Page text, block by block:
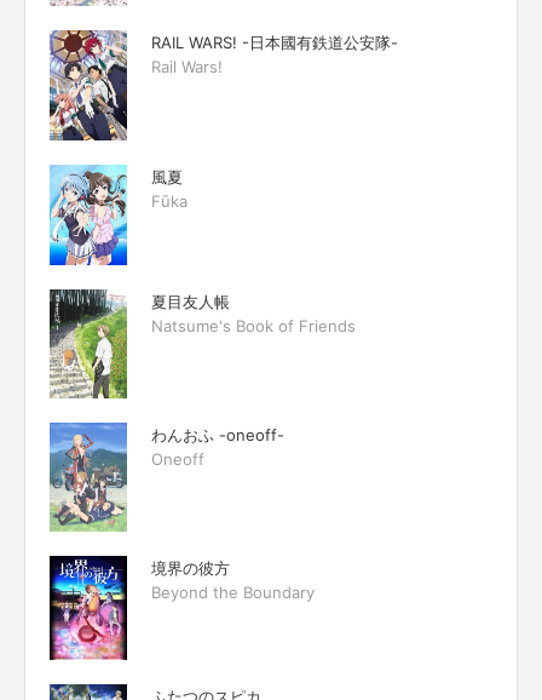
RAIL WARS! -日本國有鉄道公安隊-
Rail Wars!
風夏
Fūka
夏目友人帳
Natsume's Book of Friends
わんおふ -oneoff-
Oneoff
境界の彼方
Beyond the Boundary